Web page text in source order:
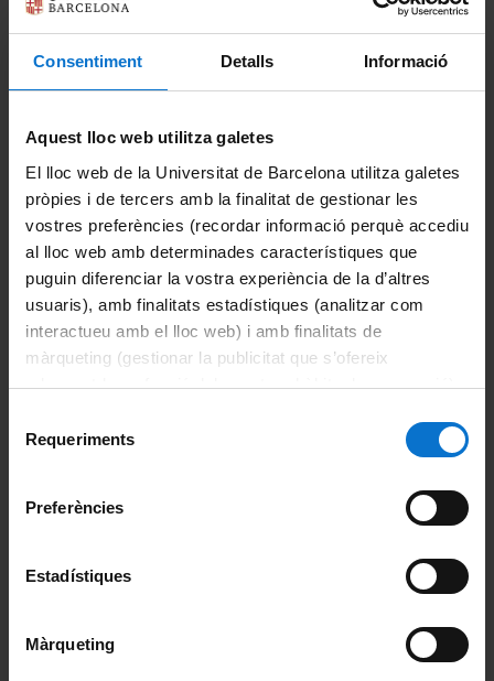
Consentiment Detalls Informació
Aquest lloc web utilitza galetes
El lloc web de la Universitat de Barcelona utilitza galetes
pròpies i de tercers amb la finalitat de gestionar les
vostres preferències (recordar informació perquè accediu
al lloc web amb determinades característiques que
puguin diferenciar la vostra experiència de la d’altres
usuaris), amb finalitats estadístiques (analitzar com
interactueu amb el lloc web) i amb finalitats de
màrqueting (gestionar la publicitat que s’ofereix
adequant-la en funció dels vostres hàbits de navegació).
consultar laPolítica de galetes del lloc web de la
Requeriments
Preferències
Estadístiques
Màrqueting
Convocatoria extraordinaria de final de estudios
Documentos académicos
Matrícula
Alumnos de nuevo acceso
Alumnos que continúan estudios de grado
Anulación de matrícula
Cambio de grupo
Matrícula de más de 60 créditos y menos de 78
Modificación de matrícula
Inclusión en las listas de automatrícula
Matrícula del TFG